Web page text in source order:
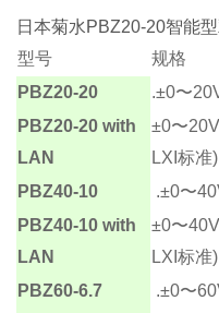
日本菊水PBZ20-20智能
型号
规格
PBZ20-20
.±0〜
PBZ20-20 with
LAN
±0〜
LXI标准)
PBZ40-10
.±0〜
PBZ40-10 with
LAN
±0〜
LXI标准)
PBZ60-6.7
.±0〜